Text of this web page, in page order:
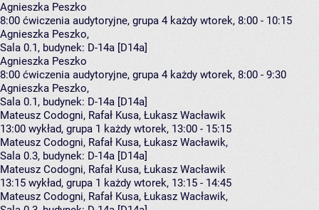
Agnieszka Peszko
8:00 ćwiczenia audytoryjne, grupa 4 każdy wtorek, 8:00 - 10:15
Agnieszka Peszko,
Sala 0.1, budynek: D-14a [D14a]
Agnieszka Peszko
8:00 ćwiczenia audytoryjne, grupa 4 każdy wtorek, 8:00 - 9:30
Agnieszka Peszko,
Sala 0.1, budynek: D-14a [D14a]
Mateusz Codogni, Rafał Kusa, Łukasz Wacławik
13:00 wykład, grupa 1 każdy wtorek, 13:00 - 15:15
Mateusz Codogni, Rafał Kusa, Łukasz Wacławik,
Sala 0.3, budynek: D-14a [D14a]
Mateusz Codogni, Rafał Kusa, Łukasz Wacławik
13:15 wykład, grupa 1 każdy wtorek, 13:15 - 14:45
Mateusz Codogni, Rafał Kusa, Łukasz Wacławik,